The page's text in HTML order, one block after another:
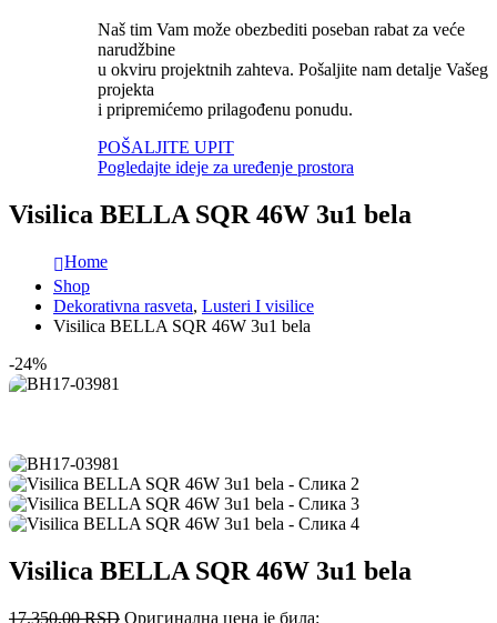
Naš tim Vam može obezbediti poseban rabat za veće
narudžbine
u okviru projektnih zahteva. Pošaljite nam detalje Vašeg
projekta
i pripremićemo prilagođenu ponudu.
POŠALJITE UPIT
Pogledajte ideje za uređenje prostora
Visilica BELLA SQR 46W 3u1 bela
Home
Shop
Dekorativna rasveta, Lusteri I visilice
Visilica BELLA SQR 46W 3u1 bela
-24%
Visilica BELLA SQR 46W 3u1 bela
17.350,00RSD Оригинална цена је била: